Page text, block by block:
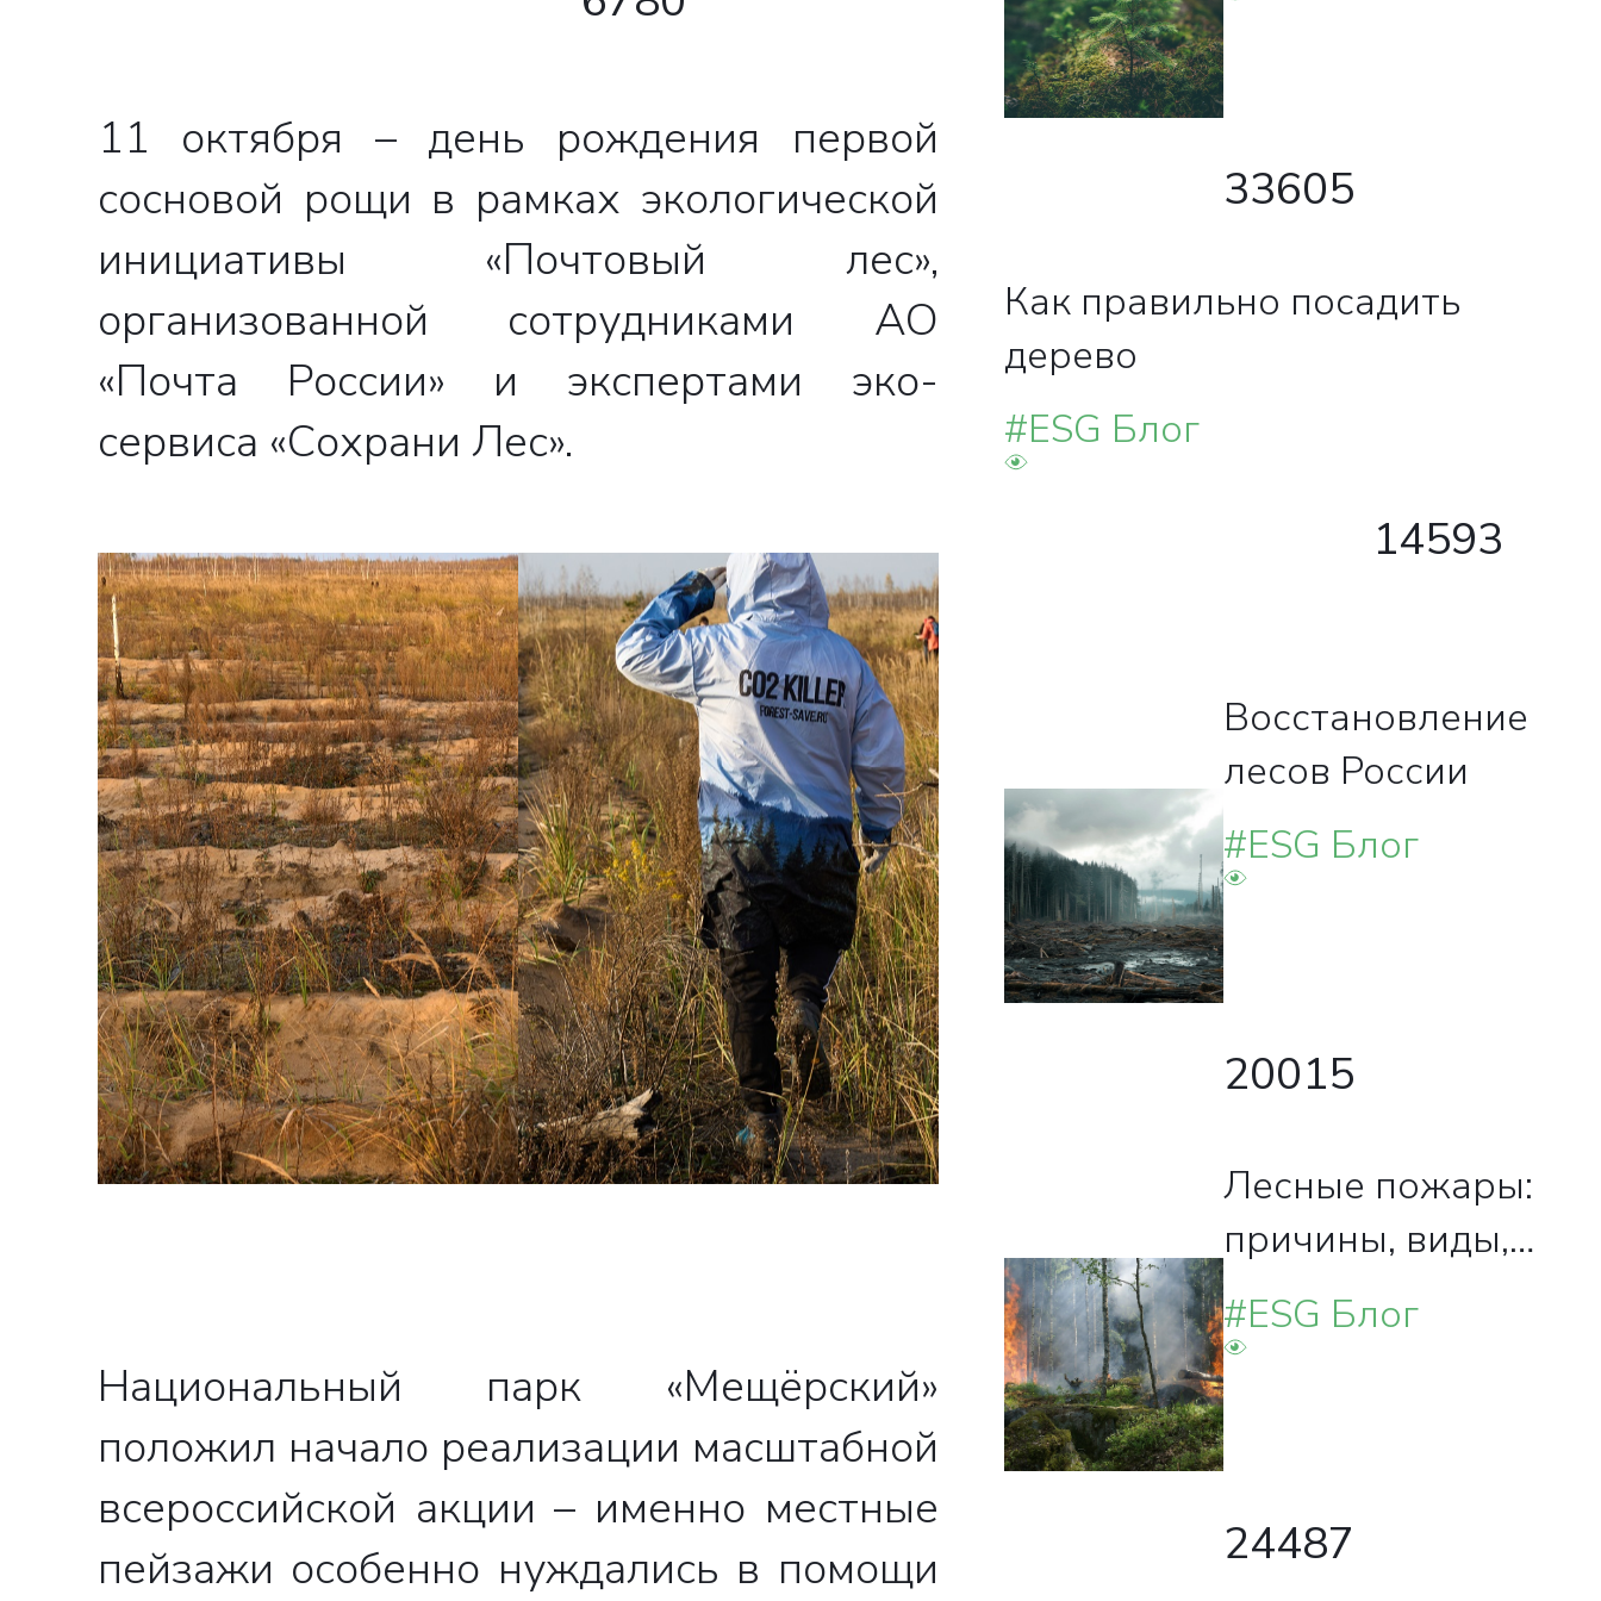
11 октября – день рождения первой
сосновой рощи в рамках экологической
инициативы «Почтовый лес»,
организованной сотрудниками АО
«Почта России» и экспертами эко-
сервиса «Сохрани Лес».
Национальный парк «Мещёрский»
положил начало реализации масштабной
всероссийской акции – именно местные
пейзажи особенно нуждались в помощи
33605
Как правильно посадить
дерево
#ESG Блог
14593
Восстановление
лесов России
#ESG Блог
20015
Лесные пожары:
причины, виды,
правила
безопасности
#ESG Блог
24487
свяжутся с вами
Закрыть